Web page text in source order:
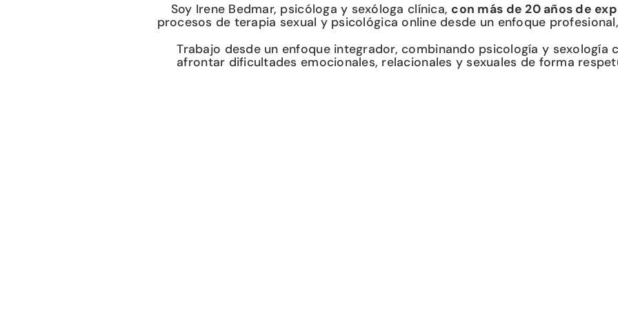
Soy Irene Bedmar, psicóloga y sexóloga clínica, con más de 20 años de
procesos de terapia sexual y psicológica online desde un enfoque
Trabajo desde un enfoque integrador, combinando psicología y sexología
afrontar dificultades emocionales, relacionales y sexuales de forma